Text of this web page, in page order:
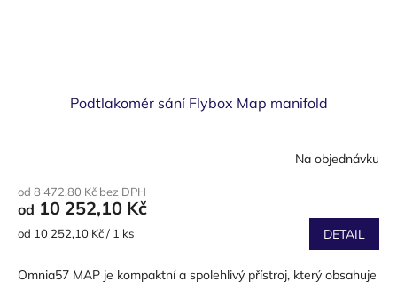
Podtlakoměr sání Flybox Map manifold
Na objednávku
od 8 472,80 Kč bez DPH
od 10 252,10 Kč
Měrná
od 10 252,10 Kč / 1 ks DETAIL
Omnia57 MAP je kompaktní a spolehlivý přístroj, který obsahuje